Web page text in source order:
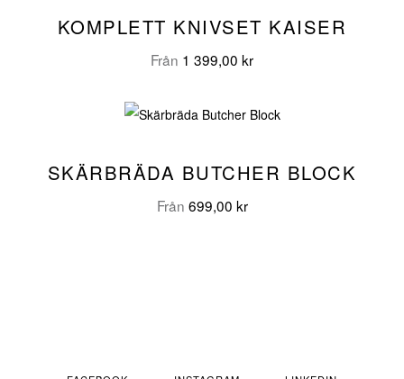
KOMPLETT KNIVSET KAISER
Från 1 399,00 kr
SKÄRBRÄDA BUTCHER BLOCK
Från 699,00 kr